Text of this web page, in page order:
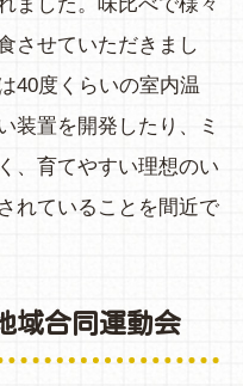
させていただきまし
40度くらいの室内温
装置を開発したり、ミ
、育てやすい理想のい
れていることを間近で
域合同運動会